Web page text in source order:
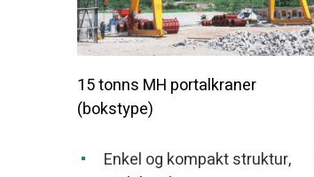
15 tonns MH portalkraner
(bokstype)
Enkel og kompakt struktur,